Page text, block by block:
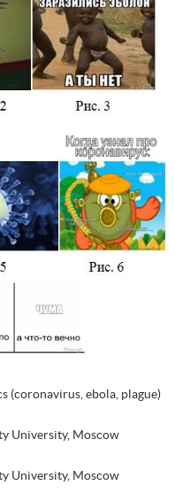
(coronavirus, ebola, plague)
University, Moscow
University, Moscow